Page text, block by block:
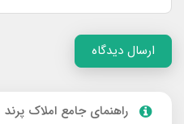
ارسال دیدگاه
راهنمای جامع املاک پرند